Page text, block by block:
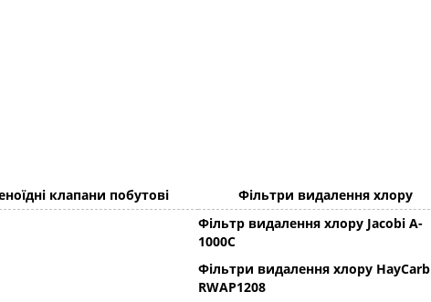
клапани побутові
Фільтри видалення хлору
Фільтр видалення хлору Jacobi A-
1000C
Фільтри видалення хлору HayCarb
RWAP1208